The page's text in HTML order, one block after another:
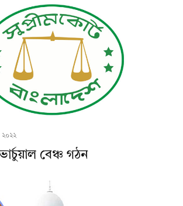
২০২২
বেঞ্চ গঠন